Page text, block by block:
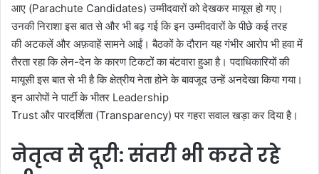
आए (Parachute Candidates) उम्मीदवारों को देखकर मायूस हो गए।
उनकी निराशा इस बात से और भी बढ़ गई कि इन उम्मीदवारों के पीछे कई तरह
की अटकलें और अफ़वाहें सामने आईं। बैठकों के दौरान यह गंभीर आरोप भी हवा में
तैरता रहा कि लेन-देन के कारण टिकटों का बंटवारा हुआ है। पदाधिकारियों की
मायूसी इस बात से भी है कि क्षेत्रीय नेता होने के बावजूद उन्हें अनदेखा किया गया।
इन आरोपों ने पार्टी के भीतर Leadership
Trust और पारदर्शिता (Transparency) पर गहरा सवाल खड़ा कर दिया है।
नेतृत्व से दूरी: संतरी भी करते रहे